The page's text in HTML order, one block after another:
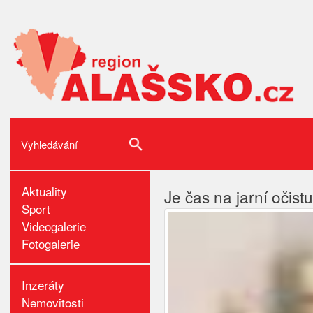
Aktuality
Sport
Videogalerie
Fotogalerie
Inzeráty
Nemovitosti
Je čas na jarní očistu